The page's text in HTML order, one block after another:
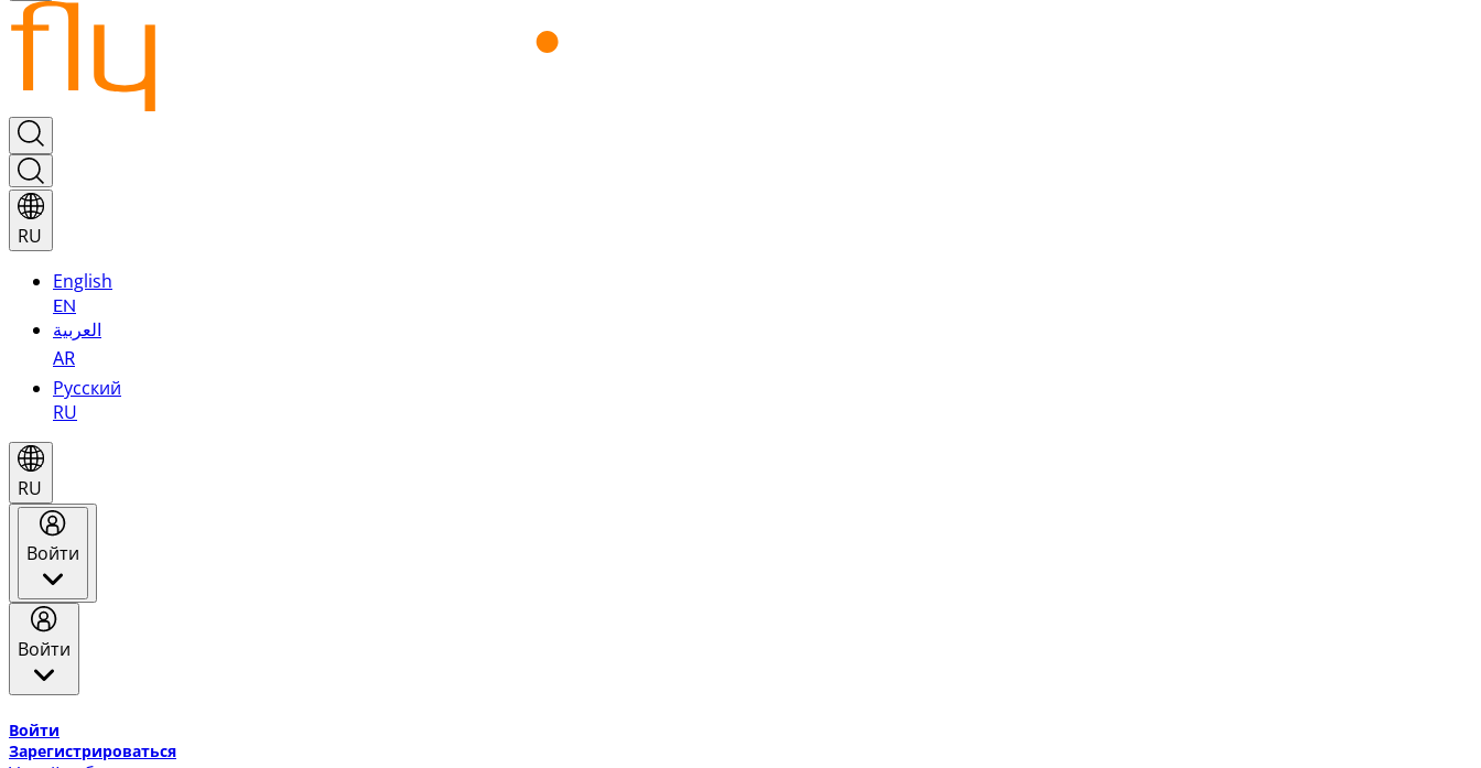
RU
English
EN
العربية
AR
Русский
RU
RU
Войти
Войти
Войти
Зарегистрироваться